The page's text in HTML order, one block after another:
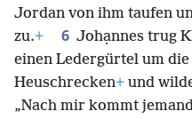
Jordan von ihm taufen
zu.+ 6 Johạnnes trug
einen Ledergürtel um
Heuschrecken+ und
„Nach mir kommt